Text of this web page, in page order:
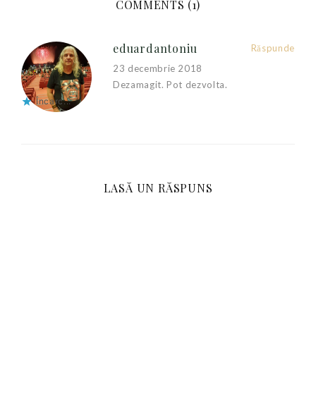
COMMENTS (1)
eduardantoniu
23 decembrie 2018
Dezamagit. Pot dezvolta.
Încarc...
Răspunde
LASĂ UN RĂSPUNS